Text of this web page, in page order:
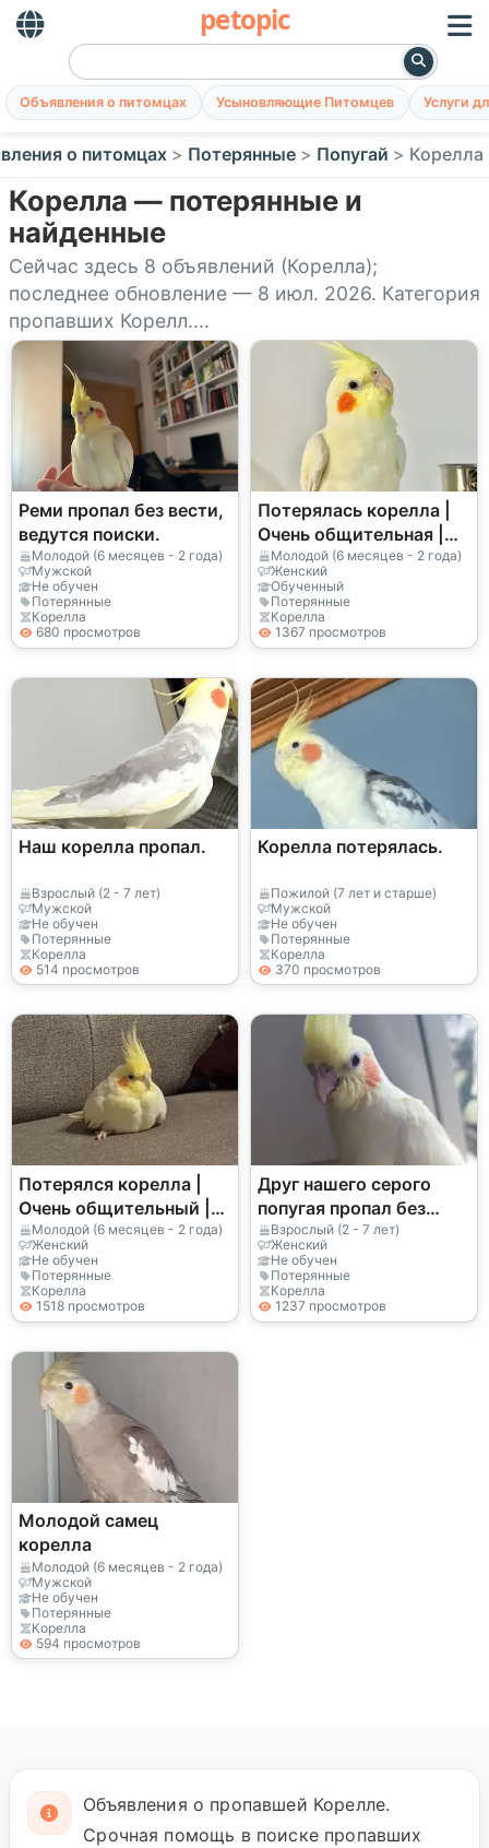
petopic
Объявления о питомцах Усыновляющие Питомцев Услуги
о питомцах Потерянные Попугай Корелла
Корелла — потерянные и
найденные
Сейчас здесь 8 объявлений (Корелла);
последнее обновление — 8 июл. 2026. Категория
пропавших Корелл....
Реми пропал без вести,
ведутся поиски.
Молодой (6 месяцев - 2 года)
Мужской
Не обучен
Потерянные
Корелла
680 просмотров
Потерялась корелла |
Очень общительная |
Реагирует на свистки
Молодой (6 месяцев - 2 года)
Женский
Обученный
Потерянные
Корелла
1367 просмотров
Наш корелла пропал.
Взрослый (2 - 7 лет)
Мужской
Не обучен
Потерянные
Корелла
514 просмотров
Корелла потерялась.
Пожилой (7 лет и старше)
Мужской
Не обучен
Потерянные
Корелла
370 просмотров
Потерялся корелла |
Очень общительный |
Вознаграждение за
находку
Молодой (6 месяцев - 2 года)
Женский
Не обучен
Потерянные
Корелла
1518 просмотров
Друг нашего серого
попугая пропал без
вести.
Взрослый (2 - 7 лет)
Женский
Не обучен
Потерянные
Корелла
1237 просмотров
Молодой самец
корелла
Молодой (6 месяцев - 2 года)
Мужской
Не обучен
Потерянные
Корелла
594 просмотров
Объявления о пропавшей Корелле.
Срочная помощь в поиске пропавших